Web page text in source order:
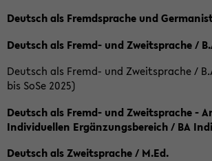
Deutsch als Fremdsprache und
Deutsch als Fremd- und Zweitsprache /
Deutsch als Fremd- und Zweitsprache /
bis SoSe 2025)
Deutsch als Fremd- und Zweitsprache -
Individuellen Ergänzungsbereich / BA
Deutsch als Zweitsprache / M.Ed.